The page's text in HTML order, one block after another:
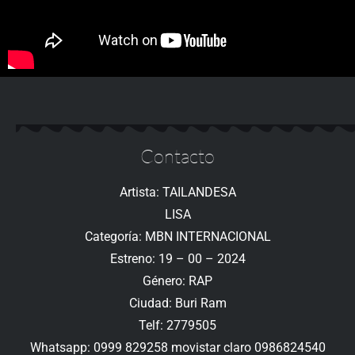
Contacto
Artista: TAILANDESA
LISA
Categoría: MBN INTERNACIONAL
Estreno: 19 – 00 – 2024
Género: RAP
Ciudad: Buri Ram
Telf: 2779505
Whatsapp: 0999 829258 movistar claro 0986824540